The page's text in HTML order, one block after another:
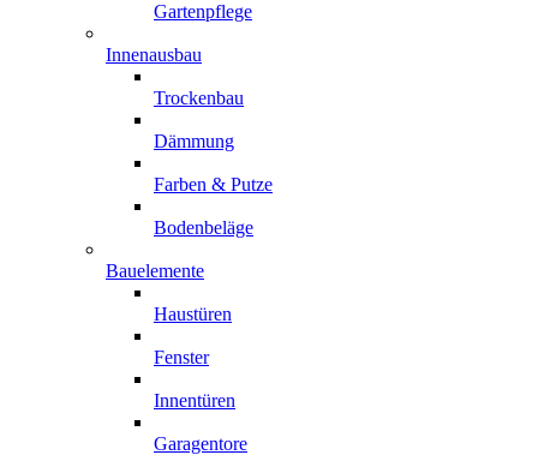
Gartenpflege
Innenausbau
Trockenbau
Dämmung
Farben & Putze
Bodenbeläge
Bauelemente
Haustüren
Fenster
Innentüren
Garagentore